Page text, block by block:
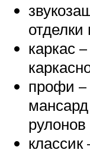
отделки
каркас
профи –
классик